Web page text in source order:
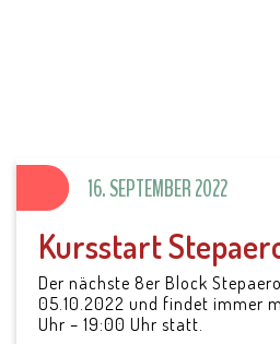
Kursstart
Der nächste 8er Block
05.10.2022 und findet immer
Uhr – 19:00 Uhr statt.
16. SEPTEMBER 2022